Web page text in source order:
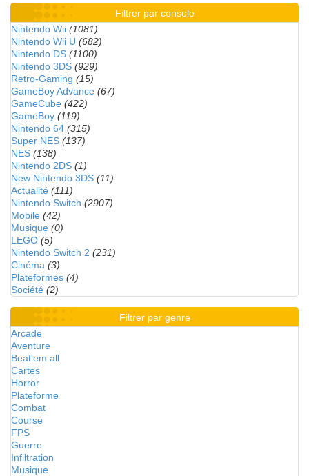
Filtrer par console
Nintendo Wii (1081)
Nintendo Wii U (682)
Nintendo DS (1100)
Nintendo 3DS (929)
Retro-Gaming (15)
GameBoy Advance (67)
GameCube (422)
GameBoy (119)
Nintendo 64 (315)
Super NES (137)
NES (138)
Nintendo 2DS (1)
New Nintendo 3DS (11)
Actualité (111)
Nintendo Switch (2907)
Mobile (42)
Musique (0)
LEGO (5)
Nintendo Switch 2 (231)
Cinéma (3)
Plateformes (4)
Société (2)
Filtrer par genre
Arcade
Aventure
Beat'em all
Cartes
Horror
Plateforme
Combat
Course
FPS
Guerre
Infiltration
Musique